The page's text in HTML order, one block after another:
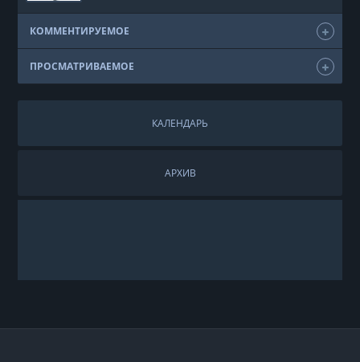
КОММЕНТИРУЕМОЕ
ПРОСМАТРИВАЕМОЕ
КАЛЕНДАРЬ
АРХИВ